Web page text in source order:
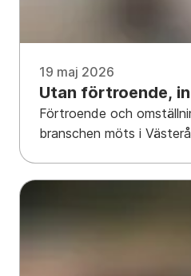
19 maj 2026
Utan förtroende,
Förtroende och
branschen möts i